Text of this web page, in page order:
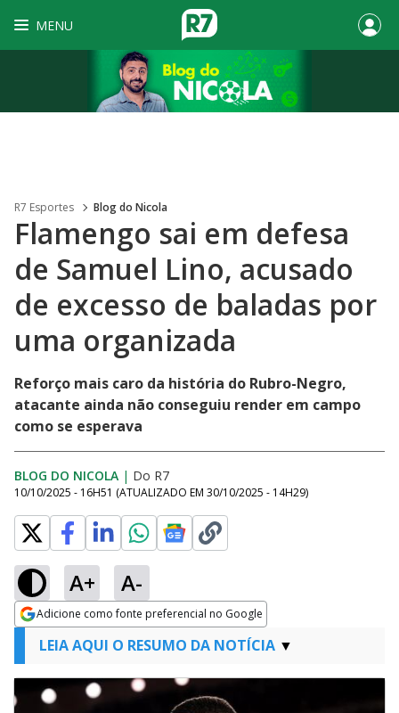
MENU
R7 Esportes Blog do Nicola
Flamengo sai em defesa
de Samuel Lino, acusado
de excesso de baladas por
uma organizada
Reforço mais caro da história do Rubro-Negro,
atacante ainda não conseguiu render em campo
como se esperava
BLOG DO NICOLA | Do R7
10/10/2025 - 16H51 (ATUALIZADO EM 30/10/2025 - 14H29)
A+ A-
Adicione como fonte preferencial no Google
Opens in new window
LEIA AQUI O RESUMO DA NOTÍCIA